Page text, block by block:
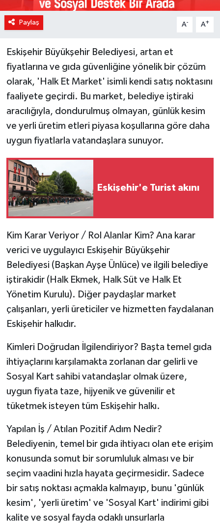
Paylaş A- A+
Eskişehir Büyükşehir Belediyesi, artan et
fiyatlarına ve gıda güvenliğine yönelik bir çözüm
olarak, 'Halk Et Market' isimli kendi satış noktasını
faaliyete geçirdi. Bu market, belediye iştiraki
aracılığıyla, dondurulmuş olmayan, günlük kesim
ve yerli üretim etleri piyasa koşullarına göre daha
uygun fiyatlarla vatandaşlara sunuyor.
Eskişehir'e Turist akını
Kim Karar Veriyor / Rol Alanlar Kim? Ana karar
verici ve uygulayıcı Eskişehir Büyükşehir
Belediyesi (Başkan Ayşe Ünlüce) ve ilgili belediye
iştirakidir (Halk Ekmek, Halk Süt ve Halk Et
Yönetim Kurulu). Diğer paydaşlar market
çalışanları, yerli üreticiler ve hizmetten faydalanan
Eskişehir halkıdır.
Kimleri Doğrudan İlgilendiriyor? Başta temel gıda
ihtiyaçlarını karşılamakta zorlanan dar gelirli ve
Sosyal Kart sahibi vatandaşlar olmak üzere,
uygun fiyata taze, hijyenik ve güvenilir et
tüketmek isteyen tüm Eskişehir halkı.
Yapılan İş / Atılan Pozitif Adım Nedir?
Belediyenin, temel bir gıda ihtiyacı olan ete erişim
konusunda somut bir sorumluluk alması ve bir
seçim vaadini hızla hayata geçirmesidir. Sadece
bir satış noktası açmakla kalmayıp, bunu 'günlük
kesim', 'yerli üretim' ve 'Sosyal Kart' indirimi gibi
kalite ve sosyal fayda odaklı unsurlarla